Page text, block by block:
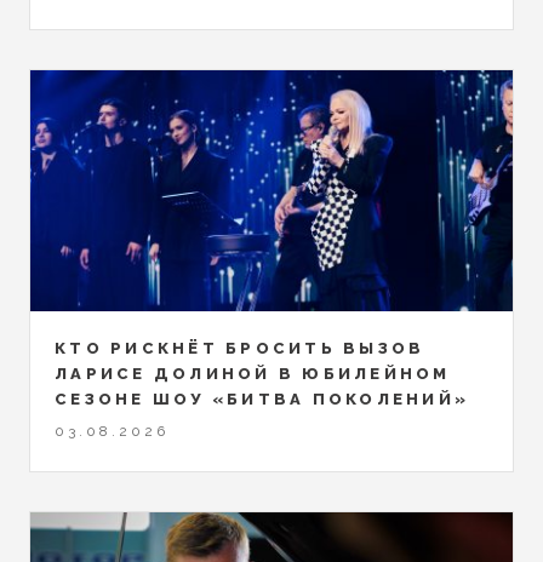
КТО РИСКНЁТ БРОСИТЬ ВЫЗОВ
ЛАРИСЕ ДОЛИНОЙ В ЮБИЛЕЙНОМ
СЕЗОНЕ ШОУ «БИТВА ПОКОЛЕНИЙ»
03.08.2026